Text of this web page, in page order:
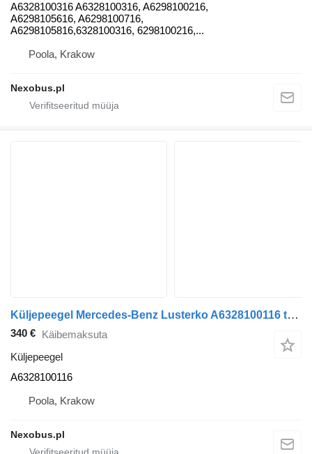
A6328100316 A6328100316, A6298100216,
A6298105616, A6298100716,
A6298105816,6328100316, 6298100216,...
Poola, Krakow
Nexobus.pl
Küljepeegel Mercedes-Benz Lusterko A6328100116 tüübi jaoks bussi Mercedes-Benz Tourismo Travego
340 € Käibemaksuta
Küljepeegel
A6328100116
Poola, Krakow
Nexobus.pl